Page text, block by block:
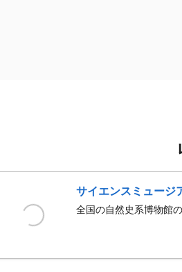
サイエンスミュージ
全国の自然史系博物館